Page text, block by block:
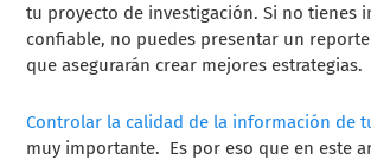
tu proyecto de investigación. Si no tienes
confiable, no puedes presentar un
que asegurarán crear mejores estrategias.
Controlar la calidad de la información de
muy importante. Es por eso que en este